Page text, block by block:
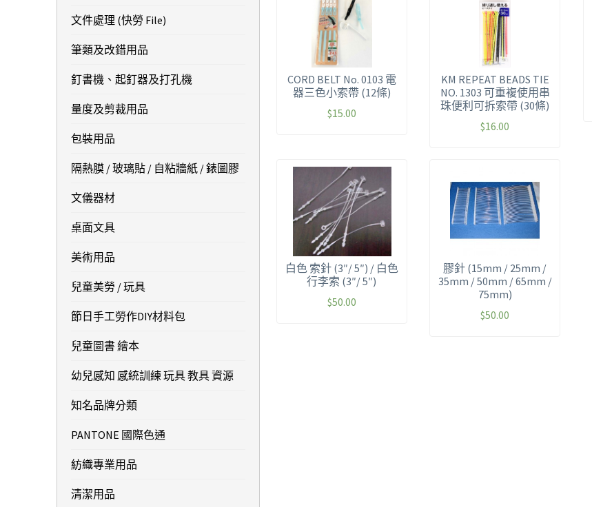
CORD BELT No. 0103 電
器三色小索帶 (12條)
$15.00
KM REPEAT BEADS TIE
NO. 1303 可重複使用串
珠便利可拆索帶 (30條)
$16.00
白色 索針 (3″/ 5″) / 白色
行李索 (3″/ 5″)
$50.00
膠針 (15mm / 25mm /
35mm / 50mm / 65mm /
75mm)
$50.00
文件處理 (快勞 File)
筆類及改錯用品
釘書機、起釘器及打孔機
量度及剪裁用品
包裝用品
隔熱膜 / 玻璃貼 / 自粘牆紙 / 錶圖膠
文儀器材
桌面文具
美術用品
兒童美勞 / 玩具
節日手工勞作DIY材料包
兒童圖書 繪本
幼兒感知 感統訓練 玩具 教具 資源
知名品牌分類
PANTONE 國際色通
紡織專業用品
清潔用品